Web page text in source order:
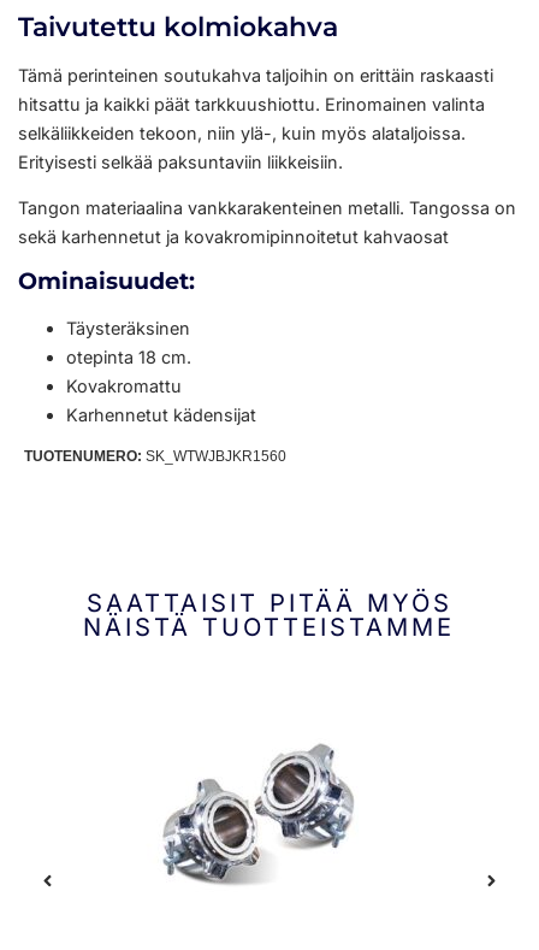
Taivutettu kolmiokahva
Tämä perinteinen soutukahva taljoihin on erittäin raskaasti
hitsattu ja kaikki päät tarkkuushiottu. Erinomainen valinta
selkäliikkeiden tekoon, niin ylä-, kuin myös alataljoissa.
Erityisesti selkää paksuntaviin liikkeisiin.
Tangon materiaalina vankkarakenteinen metalli. Tangossa on
sekä karhennetut ja kovakromipinnoitetut kahvaosat
Ominaisuudet:
Täysteräksinen
otepinta 18 cm.
Kovakromattu
Karhennetut kädensijat
TUOTENUMERO: SK_WTWJBJKR1560
SAATTAISIT PITÄÄ MYÖS
NÄISTÄ TUOTTEISTAMME